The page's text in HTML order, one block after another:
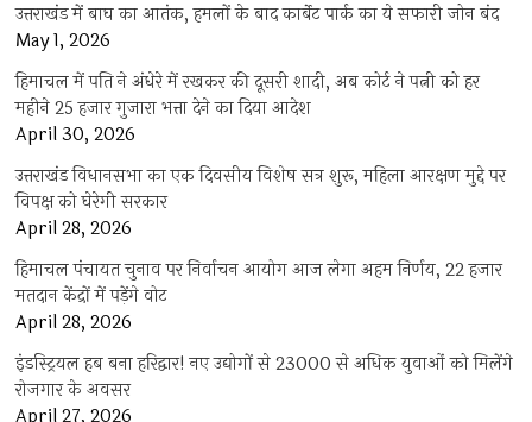
उत्तराखंड में बाघ का आतंक, हमलों के बाद कार्बेट पार्क का ये सफारी जोन बंद
May 1, 2026
हिमाचल में पति ने अंधेरे में रखकर की दूसरी शादी, अब कोर्ट ने पत्नी को हर
महीने 25 हजार गुजारा भत्ता देने का दिया आदेश
April 30, 2026
उत्तराखंड विधानसभा का एक दिवसीय विशेष सत्र शुरू, महिला आरक्षण मुद्दे पर
विपक्ष को घेरेगी सरकार
April 28, 2026
हिमाचल पंचायत चुनाव पर निर्वाचन आयोग आज लेगा अहम निर्णय, 22 हजार
मतदान केंद्रों में पड़ेंगे वोट
April 28, 2026
इंडस्ट्रियल हब बना हरिद्वार! नए उद्योगों से 23000 से अधिक युवाओं को मिलेंगे
रोजगार के अवसर